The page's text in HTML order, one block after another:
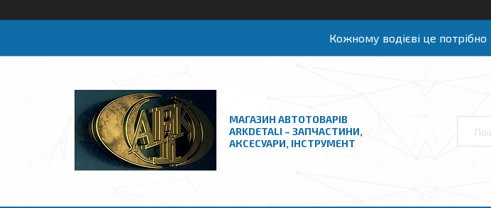
Кожному водієві це потрібно
МАГАЗИН АВТОТОВАРІВ
ARKDETALI – ЗАПЧАСТИНИ,
АКСЕСУАРИ, ІНСТРУМЕНТ